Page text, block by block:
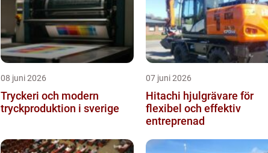
08 juni 2026
Tryckeri och modern
tryckproduktion i sverige
07 juni 2026
Hitachi hjulgrävare för
flexibel och effektiv
entreprenad